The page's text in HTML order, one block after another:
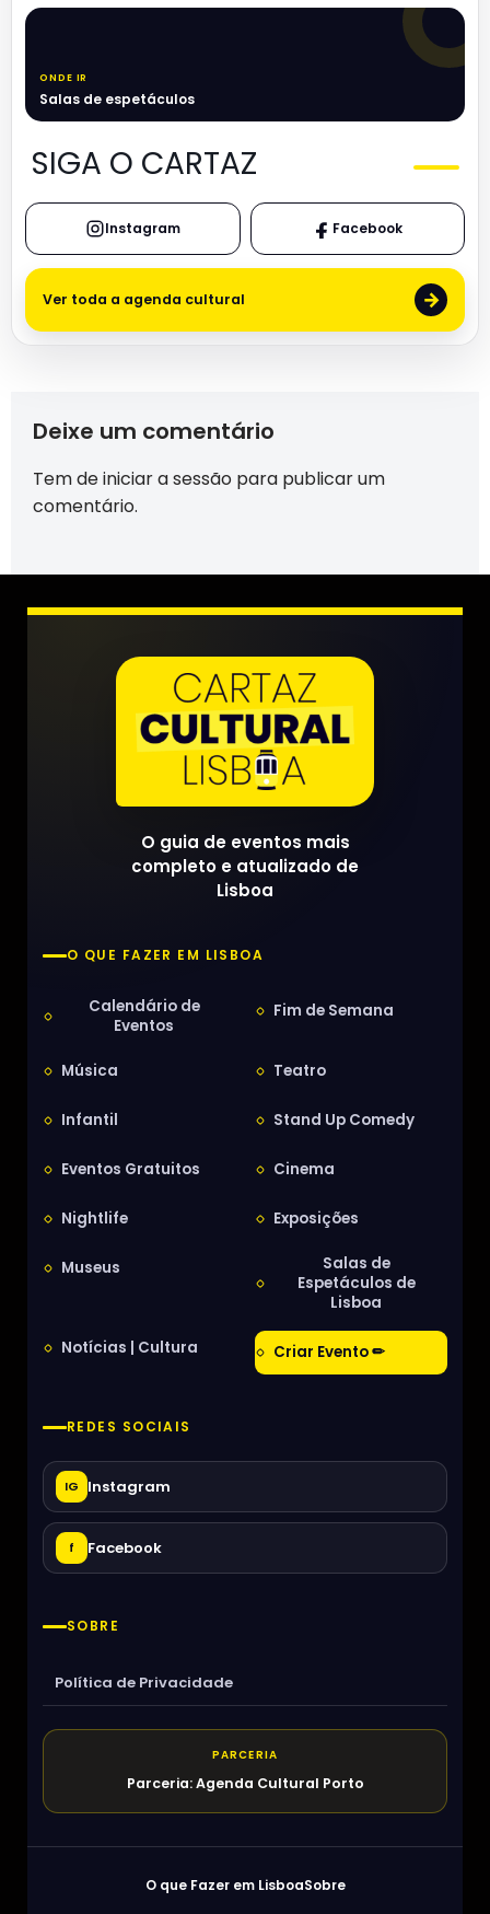
ONDE IR
Salas de espetáculos
SIGA O CARTAZ
Instagram Facebook
Ver toda a agenda cultural →
Deixe um comentário
Tem deiniciar a sessão para publicar um
comentário.
O guia de eventos mais
completo e atualizado de
Lisboa
O QUE FAZER EM LISBOA
Calendário de
Eventos
Fim de Semana
Música Teatro
Infantil Stand Up Comedy
Eventos Gratuitos Cinema
Nightlife Exposições
Museus
Salas de
Espetáculos de
Lisboa
Notícias | Cultura Criar Evento ✏
REDES SOCIAIS
IG Instagram
f Facebook
SOBRE
Política de Privacidade
PARCERIA
Parceria: Agenda Cultural Porto
O que Fazer em LisboaSobre